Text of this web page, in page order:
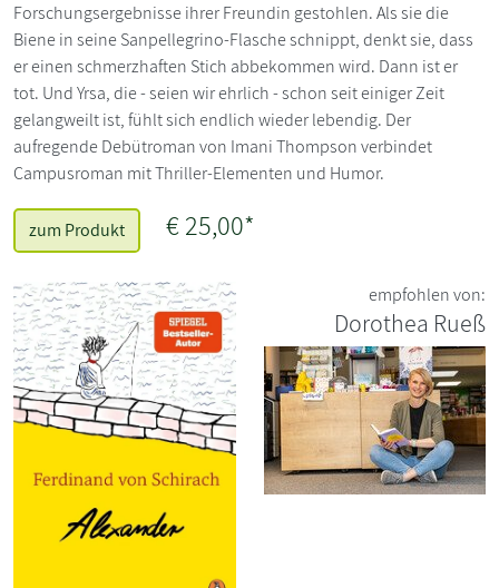
Forschungsergebnisse ihrer Freundin gestohlen. Als sie die
Biene in seine Sanpellegrino-Flasche schnippt, denkt sie, dass
er einen schmerzhaften Stich abbekommen wird. Dann ist er
tot. Und Yrsa, die - seien wir ehrlich - schon seit einiger Zeit
gelangweilt ist, fühlt sich endlich wieder lebendig. Der
aufregende Debütroman von Imani Thompson verbindet
Campusroman mit Thriller-Elementen und Humor.
zum Produkt € 25,00*
empfohlen von:
Dorothea Rueß